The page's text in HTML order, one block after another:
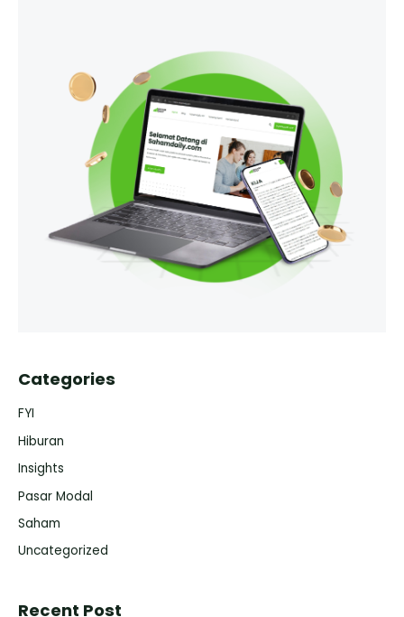
Categories
FYI
Hiburan
Insights
Pasar Modal
Saham
Uncategorized
Recent Post